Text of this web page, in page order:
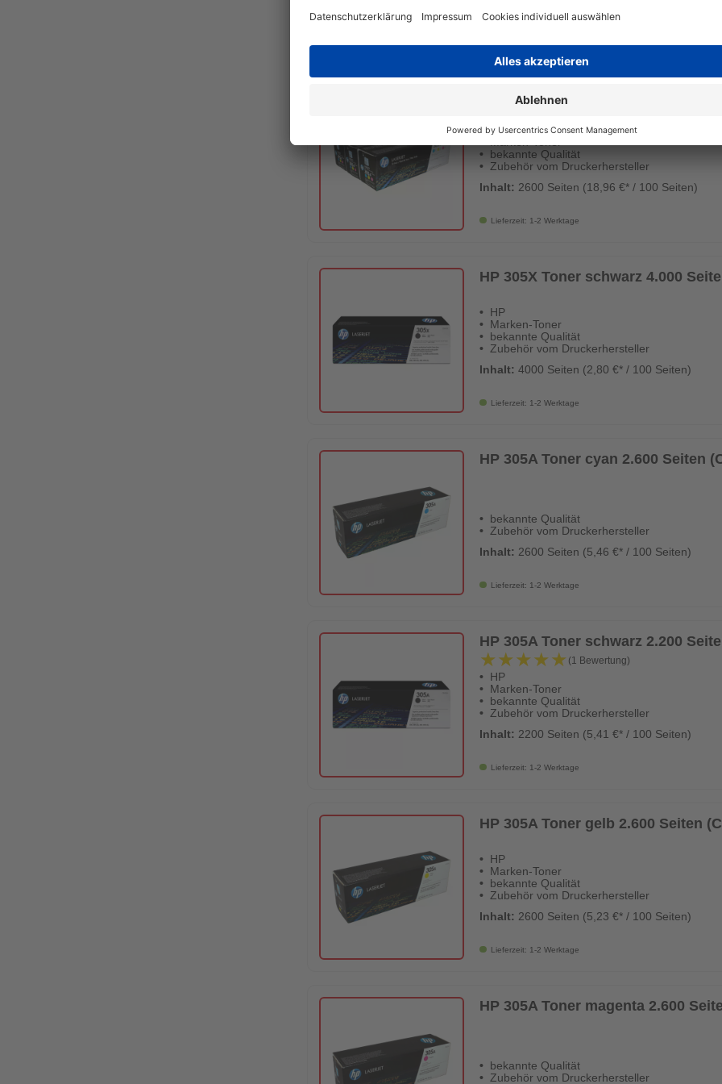
HP 305A Toner cyan magenta
HP
bekannte Qualität
Zubehör vom Druckerhersteller
Inhalt: 2600 Seiten (18,96 €* / 100 Seiten)
Lieferzeit: 1-2 Werktage
HP 305X Toner schwarz 4.000
HP
Marken-Toner
bekannte Qualität
Zubehör vom Druckerhersteller
Inhalt:4000 Seiten (2,80 €* / 100 Seiten)
Lieferzeit: 1-2 Werktage
HP 305A Toner cyan 2.600 Seiten
bekannte Qualität
Zubehör vom Druckerhersteller
Inhalt: 2600 Seiten (5,46 €* / 100 Seiten)
Lieferzeit: 1-2 Werktage
HP 305A Toner schwarz 2.200
★★★★★
★★★★★ (1 Bewertung)
HP
Marken-Toner
bekannte Qualität
Zubehör vom Druckerhersteller
Inhalt: 2200 Seiten (5,41 €* / 100 Seiten)
Lieferzeit: 1-2 Werktage
HP 305A Toner gelb 2.600 Seiten
HP
Marken-Toner
bekannte Qualität
Zubehör vom Druckerhersteller
Inhalt: 2600 Seiten (5,23 €* / 100 Seiten)
Lieferzeit: 1-2 Werktage
HP 305A Toner magenta 2.600
bekannte Qualität
Zubehör vom Druckerhersteller